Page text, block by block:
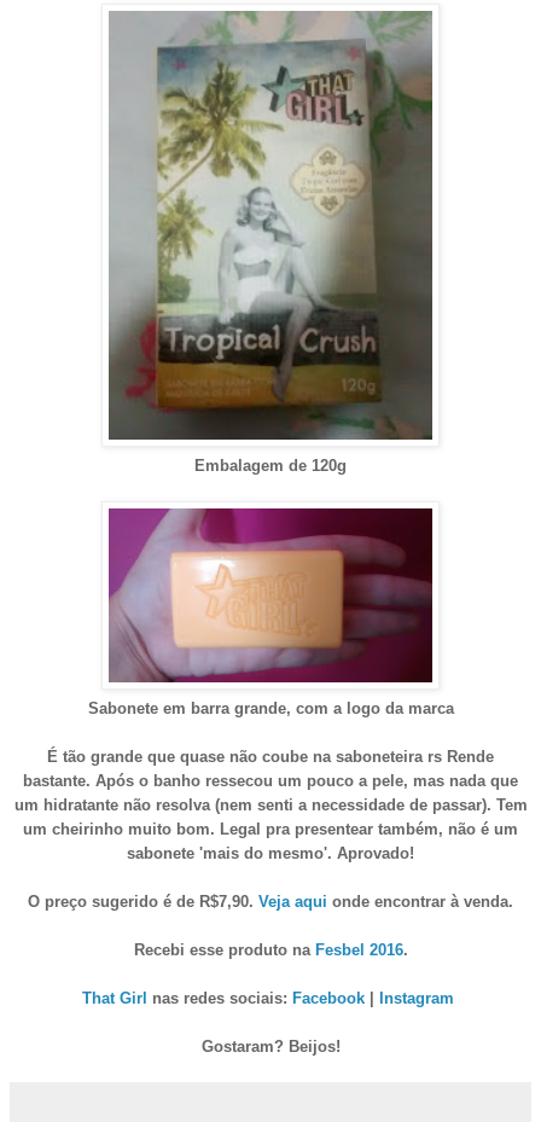
Embalagem de 120g
Sabonete em barra grande, com a logo da marca
É tão grande que quase não coube na saboneteira rs Rende
bastante. Após o banho ressecou um pouco a pele, mas nada que
um hidratante não resolva (nem senti a necessidade de passar). Tem
um cheirinho muito bom. Legal pra presentear também, não é um
sabonete 'mais do mesmo'. Aprovado!
O preço sugerido é de R$7,90. Veja aqui onde encontrar à venda.
Recebi esse produto na Fesbel 2016.
That Girl nas redes sociais: Facebook Instagram
Gostaram? Beijos!